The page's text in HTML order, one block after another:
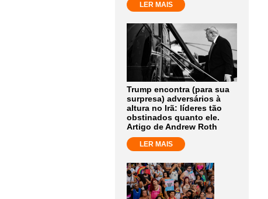
LER MAIS
Trump encontra (para sua
surpresa) adversários à
altura no Irã: líderes tão
obstinados quanto ele.
Artigo de Andrew Roth
LER MAIS